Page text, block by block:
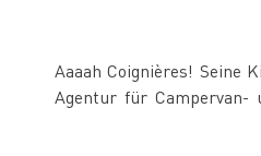
Aaaah Coignières! Seine
Agentur für Campervan-